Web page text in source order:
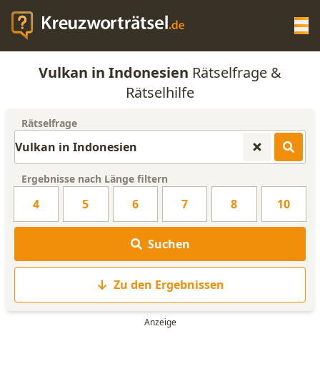
KREUZWORTRÄTSEL-HILFE
ANAGRAMM-GENERATOR
WORTLISTE
Vulkan in Indonesien Rätselfrage &
Rätselhilfe
Rätselfrage
Ergebnisse nach Länge filtern
4 5 6 7 8 10
Suchen
Zu den Ergebnissen